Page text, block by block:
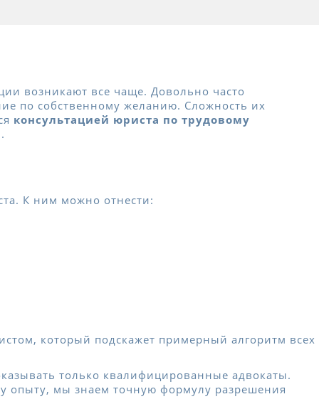
возникают все чаще. Довольно часто
по собственному желанию. Сложность их
консультацией юриста по трудовому
К ним можно отнести:
который подскажет примерный алгоритм всех
только квалифицированные адвокаты.
опыту, мы знаем точную формулу разрешения